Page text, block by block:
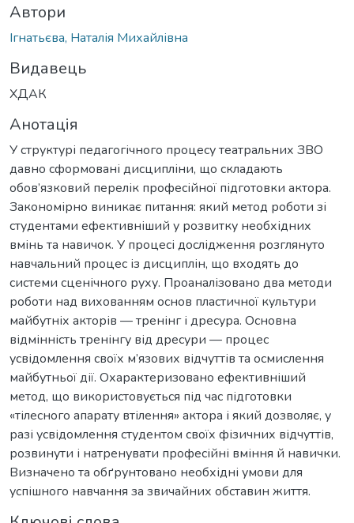
Автори
Ігнатьєва, Наталія Михайлівна
Видавець
ХДАК
Анотація
У структурі педагогічного процесу театральних ЗВО
давно сформовані дисципліни, що складають
обов’язковий перелік професійної підготовки актора.
Закономірно виникає питання: який метод роботи зі
студентами ефективніший у розвитку необхідних
вмінь та навичок. У процесі дослідження розглянуто
навчальний процес із дисциплін, що входять до
системи сценічного руху. Проаналізовано два методи
роботи над вихованням основ пластичної культури
майбутніх акторів — тренінг і дресура. Основна
відмінність тренінгу від дресури — процес
усвідомлення своїх м’язових відчуттів та осмислення
майбутньої дії. Охарактеризовано ефективніший
метод, що використовується під час підготовки
«тілесного апарату втілення» актора і який дозволяє, у
разі усвідомлення студентом своїх фізичних відчуттів,
розвинути і натренувати професійні вміння й навички.
Визначено та обґрунтовано необхідні умови для
успішного навчання за звичайних обставин життя.